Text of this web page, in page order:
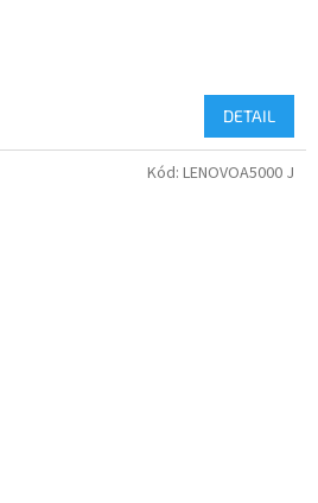
DETAIL
Kód: LENOVOA5000 J